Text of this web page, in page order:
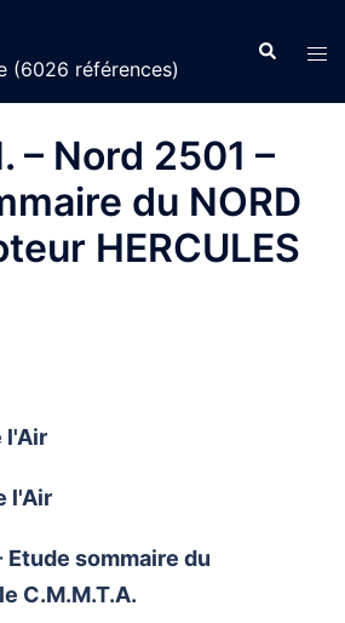
(6026 références)
– Nord 2501 –
du NORD
HERCULES
l'Air
l'Air
Etude sommaire du
C.M.M.T.A.